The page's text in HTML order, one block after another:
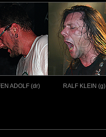
ADOLF (dr) RALF KLEIN (g)